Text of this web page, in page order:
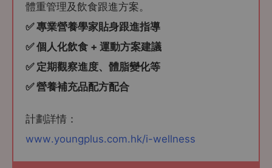
體重管理及飲食跟進方案。
✅ 專業營養學家貼身跟進指導
✅ 個人化飲食 + 運動方案建議
✅ 定期觀察進度、體脂變化等
✅ 營養補充品配方配合
計劃詳情：
www.youngplus.com.hk/i-wellness